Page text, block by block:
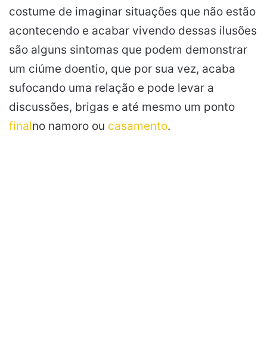
costume de imaginar situações que não estão
acontecendo e acabar vivendo dessas ilusões
são alguns sintomas que podem demonstrar
um ciúme doentio, que por sua vez, acaba
sufocando uma relação e pode levar a
discussões, brigas e até mesmo um ponto
finalno namoro ou casamento.